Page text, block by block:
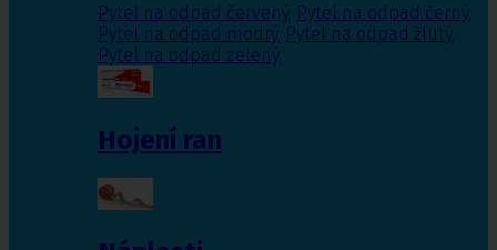
Pytel na odpad červený, Pytel na odpad černý,
Pytel na odpad modrý, Pytel na odpad žlutý,
Pytel na odpad zelený
Hojení ran